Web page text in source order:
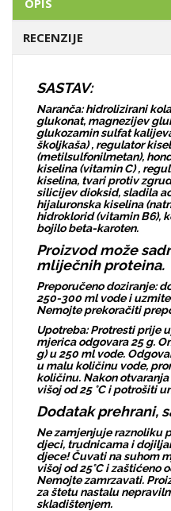
OPIS
RECENZIJE
SASTAV:
Naranča: hidrolizirani
glukonat, magnezijev
glukozamin sulfat
školjkaša) , regulator
(metilsulfonilmetan),
kiselina (vitamin C) ,
kiselina, tvari protiv
silicijev dioksid, sladila
hijaluronska kiselina
hidroklorid (vitamin B6),
bojilo beta-karoten.
Proizvod može
mliječnih proteina.
Preporučeno doziranje:
250-300 ml vode i
Nemojte prekoračiti
Upotreba: Protresti prije
mjerica odgovara 25 g.
g) u 250 ml vode.
u malu količinu vode,
količinu. Nakon
višoj od 25 °C i potrošiti
Dodatak prehrani,
Ne zamjenjuje raznoliku
djeci, trudnicama i
djece! Čuvati na suhom
višoj od 25°C i zaštićeno
Nemojte zamrzavati.
za štetu nastalu
skladištenjem.